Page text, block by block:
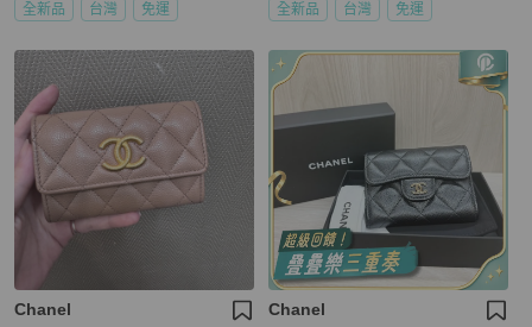
全新品 台灣 免運 全新品 台灣 免運
Chanel Chanel